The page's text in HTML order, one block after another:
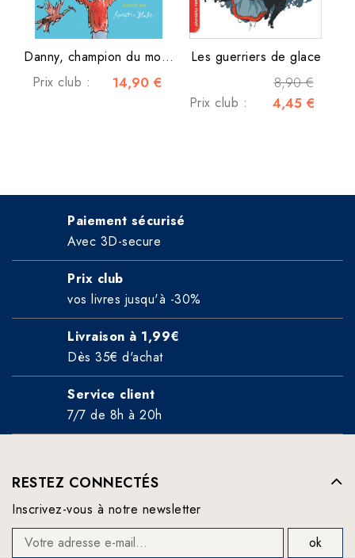
Danny, champion du monde
Prix club :
14,90 €
Les guerriers de glace
8,90 €
Prix club : 4,45 €
Paiement sécurisé
Avec 3D-secure
Prix club
vos livres jusqu'à -30%
Livraison à 1,99€
Dès 35€ d'achat
Service client
7/7 de 8h à 20h
RESTEZ CONNECTÉS
Inscrivez-vous à notre newsletter